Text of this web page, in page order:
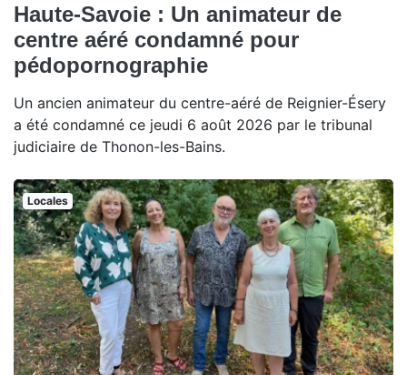
Haute-Savoie : Un animateur de
centre aéré condamné pour
pédopornographie
Un ancien animateur du centre-aéré de Reignier-Ésery
a été condamné ce jeudi 6 août 2026 par le tribunal
judiciaire de Thonon-les-Bains.
Locales